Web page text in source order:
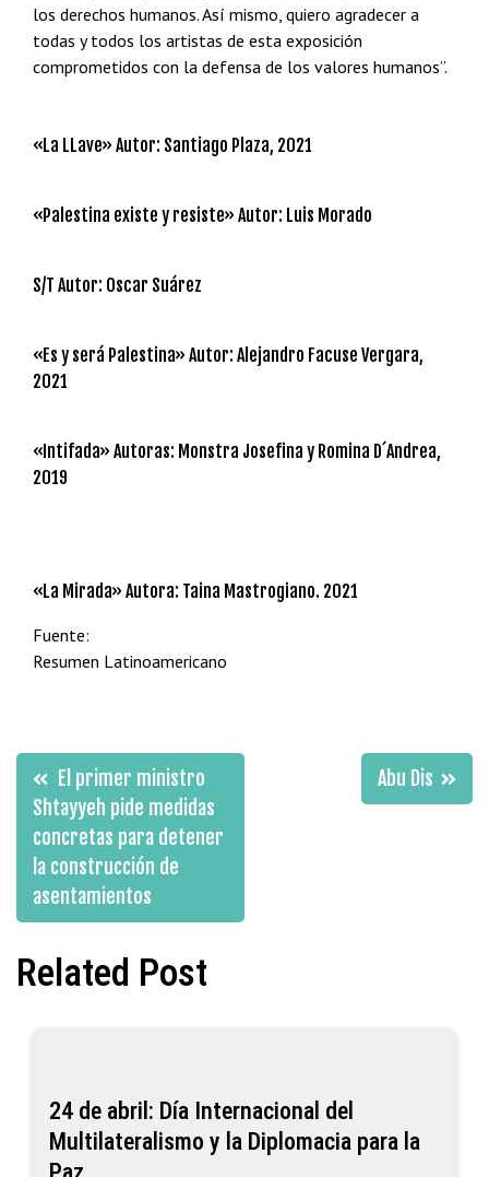
los derechos humanos. Así mismo, quiero agradecer a
todas y todos los artistas de esta exposición
comprometidos con la defensa de los valores humanos”.
«La LLave» Autor: Santiago Plaza, 2021
«Palestina existe y resiste» Autor: Luis Morado
S/T Autor: Oscar Suárez
«Es y será Palestina» Autor: Alejandro Facuse Vergara,
2021
«Intifada» Autoras: Monstra Josefina y Romina D´Andrea,
2019
«La Mirada» Autora: Taina Mastrogiano. 2021
Fuente:
Resumen Latinoamericano
Navegación
de
entradas
El primer ministro
Shtayyeh pide medidas
concretas para detener
la construcción de
asentamientos
Abu Dis
Related Post
24 de abril: Día Internacional del
Multilateralismo y la Diplomacia para la